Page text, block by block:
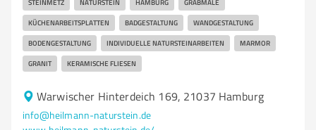
STEINMETZ NATURSTEIN HAMBURG GRABMALE
KÜCHENARBEITSPLATTEN BADGESTALTUNG WANDGESTALTUNG
BODENGESTALTUNG INDIVIDUELLE NATURSTEINARBEITEN MARMOR
GRANIT KERAMISCHE FLIESEN
Warwischer Hinterdeich 169, 21037 Hamburg
info@heilmann-naturstein.de